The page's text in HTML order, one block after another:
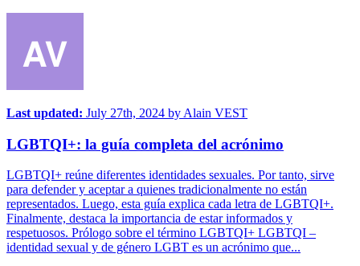
Last updated: July 27th, 2024 by Alain VEST
LGBTQI+: la guía completa del acrónimo
LGBTQI+ reúne diferentes identidades sexuales. Por tanto, sirve
para defender y aceptar a quienes tradicionalmente no están
representados. Luego, esta guía explica cada letra de LGBTQI+.
Finalmente, destaca la importancia de estar informados y
respetuosos. Prólogo sobre el término LGBTQI+ LGBTQI –
identidad sexual y de género LGBT es un acrónimo que...